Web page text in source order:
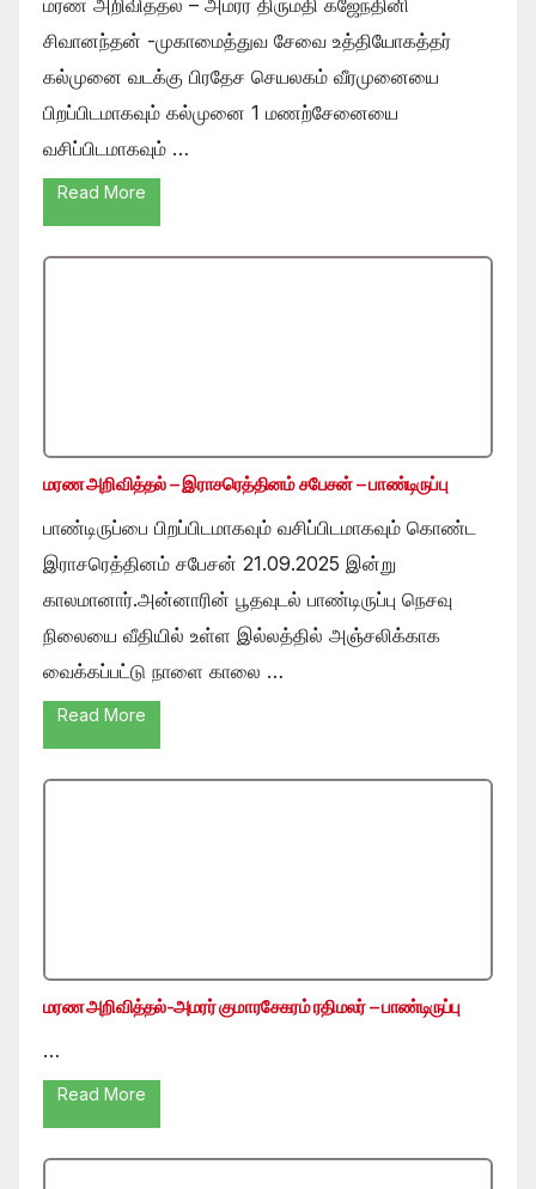
சிவானந்தன் -முகாமைத்துவ சேவை உத்தியோகத்தர்
கல்முனை வடக்கு பிரதேச செயலகம் வீரமுனையை
பிறப்பிடமாகவும் கல்முனை 1 மணற்சேனையை
வசிப்பிடமாகவும் …
Read More
மரண அறிவித்தல் – இராசரெத்தினம் சபேசன் – பாண்டிருப்பு
பாண்டிருப்பை பிறப்பிடமாகவும் வசிப்பிடமாகவும் கொண்ட
இராசரெத்தினம் சபேசன் 21.09.2025 இன்று
காலமானார்.அன்னாரின் பூதவுடல் பாண்டிருப்பு நெசவு
நிலையை வீதியில் உள்ள இல்லத்தில் அஞ்சலிக்காக
வைக்கப்பட்டு நாளை காலை …
Read More
மரண அறிவித்தல்-அமரர் குமாரசேகரம் ரதிமலர் – பாண்டிருப்பு
…
Read More